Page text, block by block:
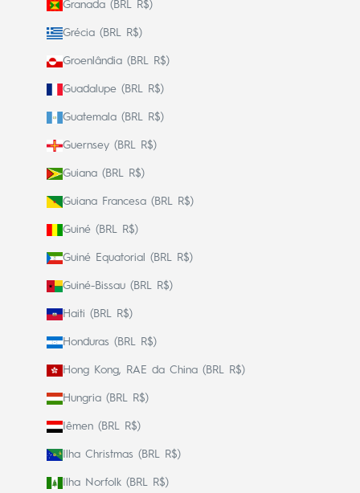
Granada (BRL R$)
Grécia (BRL R$)
Groenlândia (BRL R$)
Guadalupe (BRL R$)
Guatemala (BRL R$)
Guernsey (BRL R$)
Guiana (BRL R$)
Guiana Francesa (BRL R$)
Guiné (BRL R$)
Guiné Equatorial (BRL R$)
Guiné-Bissau (BRL R$)
Haiti (BRL R$)
Honduras (BRL R$)
Hong Kong, RAE da China (BRL R$)
Hungria (BRL R$)
Iêmen (BRL R$)
Ilha Christmas (BRL R$)
Ilha Norfolk (BRL R$)